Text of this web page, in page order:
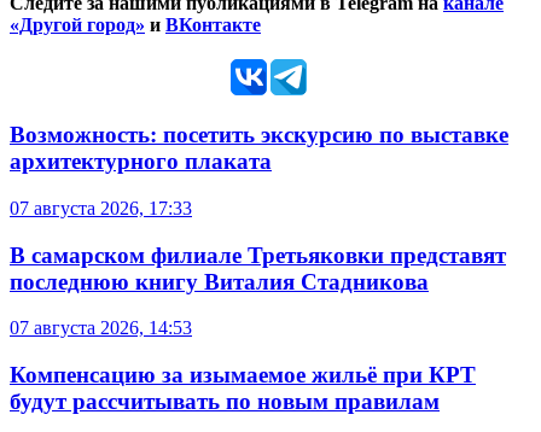
«Другой город» и ВКонтакте
Возможность: посетить экскурсию по выставке
архитектурного плаката
07 августа 2026, 17:33
В самарском филиале Третьяковки представят
последнюю книгу Виталия Стадникова
07 августа 2026, 14:53
Компенсацию за изымаемое жильё при КРТ
будут рассчитывать по новым правилам